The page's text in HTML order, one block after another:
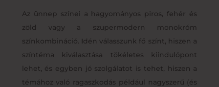
Az ünnep színei a hagyományos piros, fehér és
zöld vagy a szupermodern monokróm
színkombináció. Idén válasszunk fő színt, hiszen a
színtéma kiválasztása tökéletes kiindulópont
lehet, és egyben jó szolgálatot is tehet, hiszen a
témához való ragaszkodás például nagyszerű (és